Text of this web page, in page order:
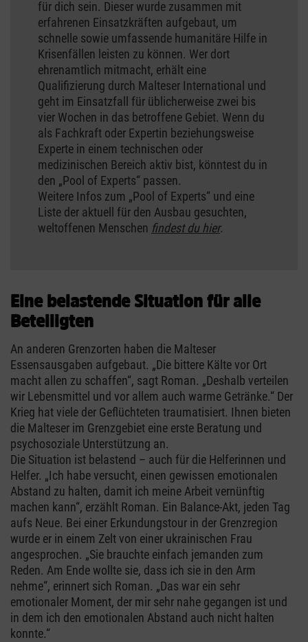
für dich sein. Dieser wurde zusammen mit
erfahrenen Einsatzkräften aufgebaut, um
schnelle sowie umfassende humanitäre Hilfe in
Krisenfällen leisten zu können. Wer dort
ehrenamtlich mitmacht, erhält eine
Qualifizierung durch Malteser International und
geht im Einsatzfall für üblicherweise zwei bis
vier Wochen in das betroffene Gebiet. Wenn du
als Fachkraft oder Expertin beziehungsweise
Experte in einem technischen oder
medizinischen Bereich aktiv bist, könntest du in
den „Pool of Experts“ passen.
Weitere Infos zum „Pool of Experts“ und eine
Liste der aktuell für den Ausbau gesuchten,
weltoffenen Menschen findest du hier.
Eine belastende Situation für alle
Beteiligten
An anderen Grenzorten haben die Malteser
Essensausgaben aufgebaut. „Die bittere Kälte vor Ort
macht allen zu schaffen“, sagt Roman. „Deshalb verteilen
wir Lebensmittel und vor allem auch warme Getränke.“ Der
Krieg hat viele der Geflüchteten traumatisiert. Ihnen bieten
die Malteser im Grenzgebiet eine erste Beratung und
psychosoziale Unterstützung an.
Die Situation ist belastend – auch für die Helferinnen und
Helfer. „Ich habe versucht, einen gewissen emotionalen
Abstand zu halten, damit ich meine Arbeit vernünftig
machen kann“, erzählt Roman. Ein Balance-Akt, jeden Tag
aufs Neue. Bei einer Erkundungstour in der Grenzregion
wurde er in einem Zelt von einer ukrainischen Frau
angesprochen. „Sie brauchte einfach jemanden zum
Reden. Am Ende wollte sie, dass ich sie in den Arm
nehme“, erinnert sich Roman. „Das war ein sehr
emotionaler Moment, der mir sehr nahe gegangen ist und
in dem ich den emotionalen Abstand auch nicht halten
konnte.“